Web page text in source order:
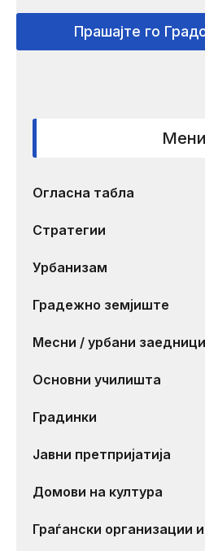
Прашајте го
Мени
Огласна табла
Стратегии
Урбанизам
Градежно земјиште
Месни / урбани заедници
Основни училишта
Градинки
Јавни претпријатија
Домови на култура
Граѓански организации